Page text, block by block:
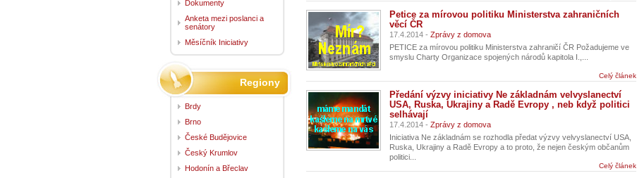
Petice za mírovou politiku Ministerstva zahraničních
věcí ČR
17.4.2014 - Zprávy z domova
PETICE za mírovou politiku Ministerstva zahraničí ČR Požadujeme ve
smyslu Charty Organizace spojených národů kapitola I.,...
Celý článek
Předání výzvy iniciativy Ne základnám velvyslanectví
USA, Ruska, Ukrajiny a Radě Evropy , neb když politici
selhávají
17.4.2014 - Zprávy z domova
Iniciativa Ne základnám se rozhodla předat výzvy velvyslanectví USA,
Ruska, Ukrajiny a Radě Evropy a to proto, že nejen českým občanům
politici...
Celý článek
Dokumenty
Anketa mezi poslanci a
senátory
Měsíčník Iniciativy
Regiony
Brdy
Brno
České Budějovice
Český Krumlov
Hodonín a Břeclav